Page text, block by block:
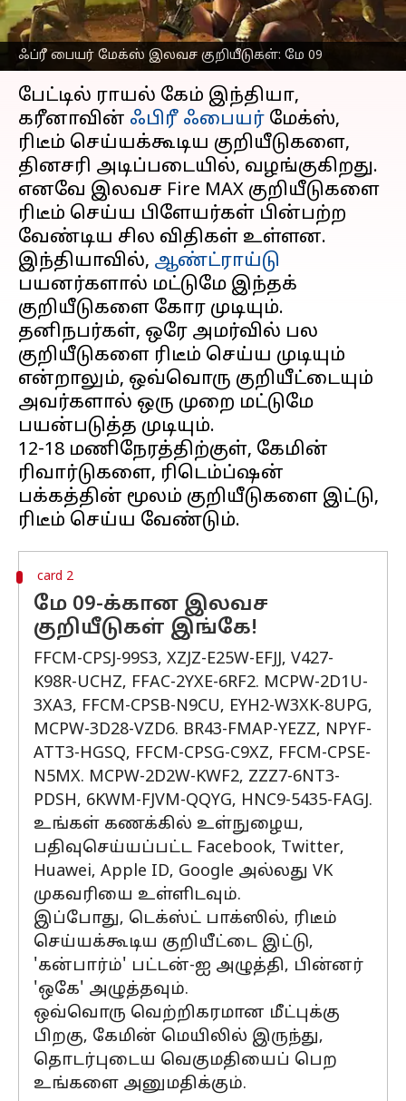
ஃப்ரீ பையர் மேக்ஸ் இலவச குறியீடுகள்: மே 09
எழுதியவர் Venkatalakshmi V May 09, 2023 12:30 pm
செய்தி முன்னோட்டம்
பேட்டில் ராயல் கேம் இந்தியா,
கரீனாவின் ஃபிரீ ஃபையர் மேக்ஸ்,
ரிடீம் செய்யக்கூடிய குறியீடுகளை,
தினசரி அடிப்படையில், வழங்குகிறது.
எனவே இலவச Fire MAX குறியீடுகளை
ரிடீம் செய்ய பிளேயர்கள் பின்பற்ற
வேண்டிய சில விதிகள் உள்ளன.
இந்தியாவில், ஆண்ட்ராய்டு
பயனர்களால் மட்டுமே இந்தக்
குறியீடுகளை கோர முடியும்.
தனிநபர்கள், ஒரே அமர்வில் பல
குறியீடுகளை ரிடீம் செய்ய முடியும்
என்றாலும், ஒவ்வொரு குறியீட்டையும்
அவர்களால் ஒரு முறை மட்டுமே
பயன்படுத்த முடியும்.
12-18 மணிநேரத்திற்குள், கேமின்
ரிவார்டுகளை, ரிடெம்ப்ஷன்
பக்கத்தின் மூலம் குறியீடுகளை இட்டு,
card 2
மே 09-க்கான இலவச
குறியீடுகள் இங்கே!
FFCM-CPSJ-99S3, XZJZ-E25W-EFJJ, V427-
K98R-UCHZ, FFAC-2YXE-6RF2. MCPW-2D1U-
3XA3, FFCM-CPSB-N9CU, EYH2-W3XK-8UPG,
MCPW-3D28-VZD6. BR43-FMAP-YEZZ, NPYF-
ATT3-HGSQ, FFCM-CPSG-C9XZ, FFCM-CPSE-
N5MX. MCPW-2D2W-KWF2, ZZZ7-6NT3-
PDSH, 6KWM-FJVM-QQYG, HNC9-5435-FAGJ.
உங்கள் கணக்கில் உள்நுழைய,
பதிவுசெய்யப்பட்ட Facebook, Twitter,
Huawei, Apple ID, Google அல்லது VK
முகவரியை உள்ளிடவும்.
இப்போது, டெக்ஸ்ட் பாக்ஸில், ரிடீம்
செய்யக்கூடிய குறியீட்டை இட்டு,
'கன்பார்ம்' பட்டன்-ஐ அழுத்தி, பின்னர்
'ஒகே' அழுத்தவும்.
ஒவ்வொரு வெற்றிகரமான மீட்புக்கு
பிறகு, கேமின் மெயிலில் இருந்து,
தொடர்புடைய வெகுமதியைப் பெற
உங்களை அனுமதிக்கும்.